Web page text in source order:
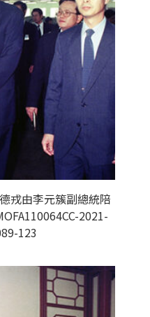
戎由李元簇副總統陪
2021-
123